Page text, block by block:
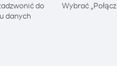
do
danych
Wybrać